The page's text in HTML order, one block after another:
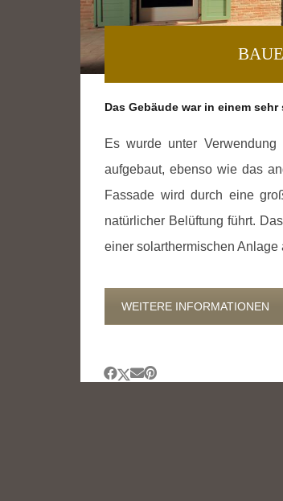
Das Gebäude war in einem
Es wurde unter
aufgebaut, ebenso wie das
Fassade wird durch eine
natürlicher Belüftung führt.
einer solarthermischen Anlage
WEITERE INFORMATIONEN